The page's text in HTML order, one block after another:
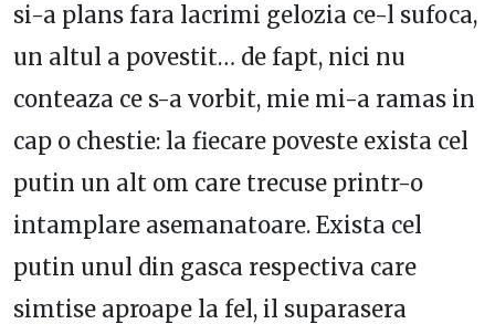
si-a plans fara lacrimi gelozia ce-l sufoca,
un altul a povestit… de fapt, nici nu
conteaza ce s-a vorbit, mie mi-a ramas in
cap o chestie: la fiecare poveste exista cel
putin un alt om care trecuse printr-o
intamplare asemanatoare. Exista cel
putin unul din gasca respectiva care
simtise aproape la fel, il suparasera